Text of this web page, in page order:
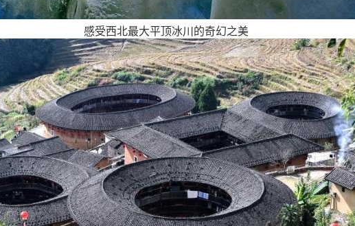
感受西北最大平顶冰川的奇幻之美